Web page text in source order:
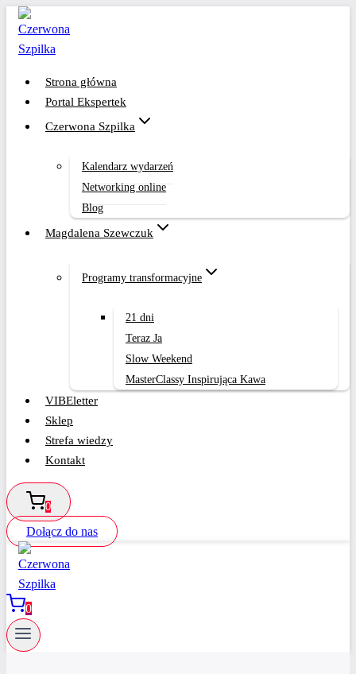
Przejdź
treści
Strona główna
Portal Ekspertek
Czerwona Szpilka
Kalendarz wydarzeń
Networking online
Blog
Magdalena Szewczuk
Programy transformacyjne
21 dni
Teraz Ja
Slow Weekend
MasterClassy Inspirująca Kawa
VIBEletter
Sklep
Strefa wiedzy
Kontakt
0
Dołącz do nas
0